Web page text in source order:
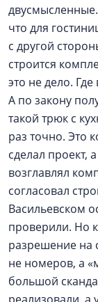
что для
с другой
строится
это не дело.
А по закону
такой трюк с
раз точно. Это
сделал проект,
возглавлял
согласовал
Васильевском
проверили. Но
разрешение на
не номеров, а
большой